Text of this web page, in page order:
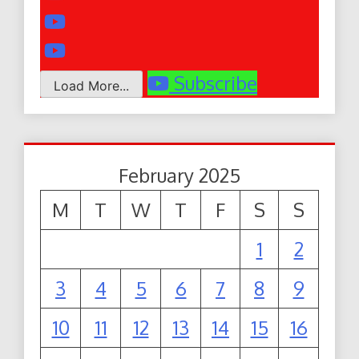
Load More... Subscribe
February 2025
M
T W T F S
S
1
2
3
4 5 6 7 8
9
10
11 12 13 14 15
16